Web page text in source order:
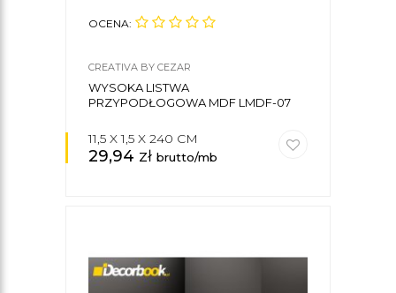
OCENA:
CREATIVA BY CEZAR
WYSOKA LISTWA
PRZYPODŁOGOWA MDF LMDF-07
11,5 X 1,5 X 240 CM
29,94 zł brutto/mb